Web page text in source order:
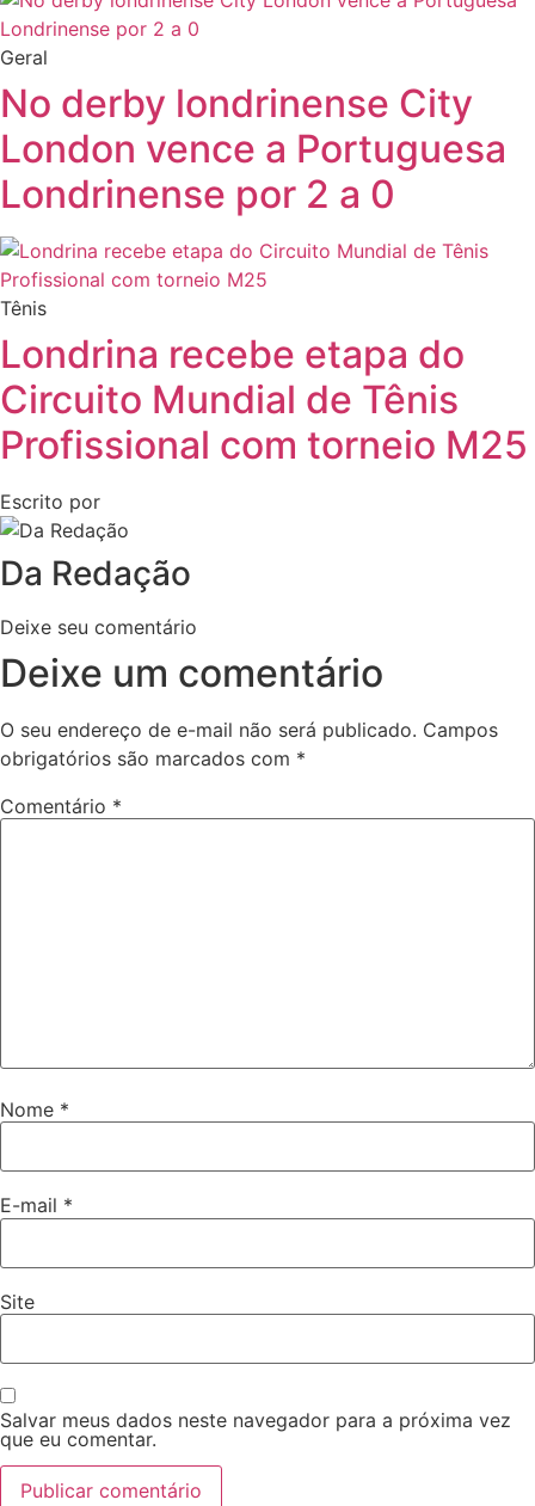
Geral
No derby londrinense City
London vence a Portuguesa
Londrinense por 2 a 0
Tênis
Londrina recebe etapa do
Circuito Mundial de Tênis
Profissional com torneio M25
Escrito por
Da Redação
Deixe seu comentário
Deixe um comentário
O seu endereço de e-mail não será publicado. Campos
obrigatórios são marcados com *
Comentário *
Nome *
E-mail *
Site
Salvar meus dados neste navegador para a próxima vez
que eu comentar.